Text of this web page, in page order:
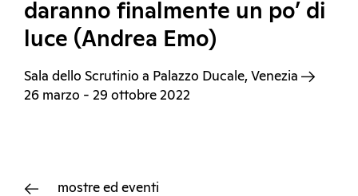
daranno finalmente un po’ di
luce (Andrea Emo)
Sala dello Scrutinio a Palazzo Ducale, Venezia
26 marzo - 29 ottobre 2022
mostre ed eventi